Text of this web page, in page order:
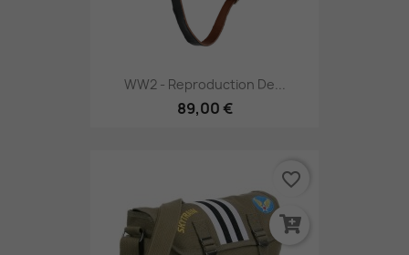
WW2 - Reproduction De...
89,00 €
favorite_border